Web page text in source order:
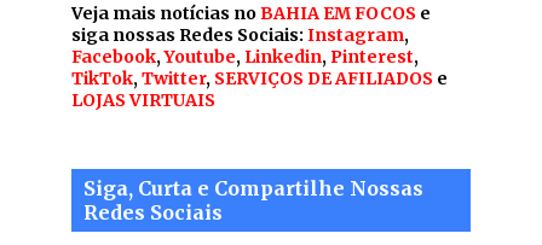
Veja mais notícias noBAHIA EM FOCOS e
siga nossas Redes Sociais: Instagram,
Facebook,Youtube, Linkedin,Pinterest,
TikTok,Twitter, SERVIÇOS DE AFILIADOS e
LOJAS VIRTUAIS
Siga, Curta e Compartilhe Nossas
Redes Sociais